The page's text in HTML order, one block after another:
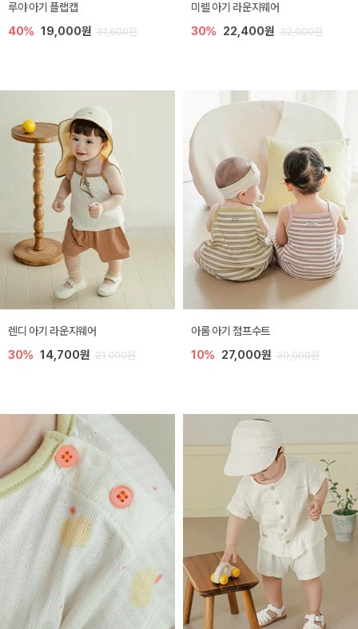
루야 아기 플랩캡
40% 19,000원 31,600원
미렐 아기 라운지웨어
30% 22,400원 32,000원
렌디 아기 라운지웨어
30% 14,700원 21,000원
아롬 아기 점프수트
10% 27,000원 30,000원